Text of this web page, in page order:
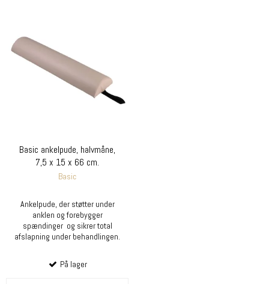
Basic ankelpude, halvmåne,
7,5 x 15 x 66 cm.
Basic
Ankelpude, der støtter under
anklen og forebygger
spændinger og sikrer total
afslapning under behandlingen.
På lager